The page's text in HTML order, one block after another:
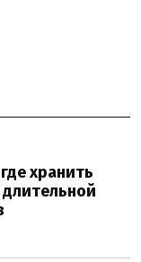
хранить
длительной